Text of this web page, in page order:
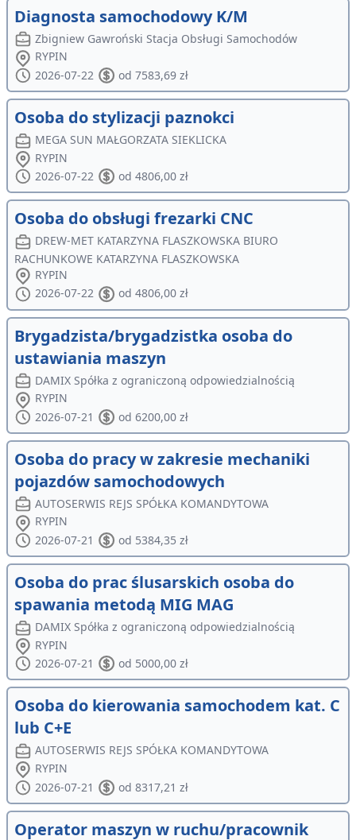
Diagnosta samochodowy K/M
Zbigniew Gawroński Stacja Obsługi Samochodów
RYPIN
2026-07-22
od 7583,69 zł
Osoba do stylizacji paznokci
MEGA SUN MAŁGORZATA SIEKLICKA
RYPIN
2026-07-22
od 4806,00 zł
Osoba do obsługi frezarki CNC
DREW-MET KATARZYNA FLASZKOWSKA BIURO
RACHUNKOWE KATARZYNA FLASZKOWSKA
RYPIN
2026-07-22
od 4806,00 zł
Brygadzista/brygadzistka osoba do
ustawiania maszyn
DAMIX Spółka z ograniczoną odpowiedzialnością
RYPIN
2026-07-21
od 6200,00 zł
Osoba do pracy w zakresie mechaniki
pojazdów samochodowych
AUTOSERWIS REJS SPÓŁKA KOMANDYTOWA
RYPIN
2026-07-21
od 5384,35 zł
Osoba do prac ślusarskich osoba do
spawania metodą MIG MAG
DAMIX Spółka z ograniczoną odpowiedzialnością
RYPIN
2026-07-21
od 5000,00 zł
Osoba do kierowania samochodem kat. C
lub C+E
AUTOSERWIS REJS SPÓŁKA KOMANDYTOWA
RYPIN
2026-07-21
od 8317,21 zł
Operator maszyn w ruchu/pracownik